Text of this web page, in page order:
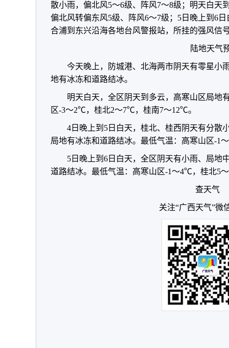
散小雨，偏北风5～6级、阵风7～8级；明天白天
偏北风转偏东风5级、阵风6～7级；5日晚上到6
合浦到东兴沿海各地台风警报站，所挂的强风信
陆地天气
今天晚上，防城港、北海两市阴天有零星小
地有冰冻和道路结冰。
明天白天，全区阴天到多云，高寒山区局地
区-3～2℃，桂北2～7℃，桂南7～12℃。
4日晚上到5日白天，桂北、桂西阴天有分散
局地有冰冻和道路结冰。最低气温：高寒山区-
5日晚上到6日白天，全区阴天有小雨、局地
道路结冰。最低气温：高寒山区-1～4℃，桂北5
查天气
关注“广西天气”微